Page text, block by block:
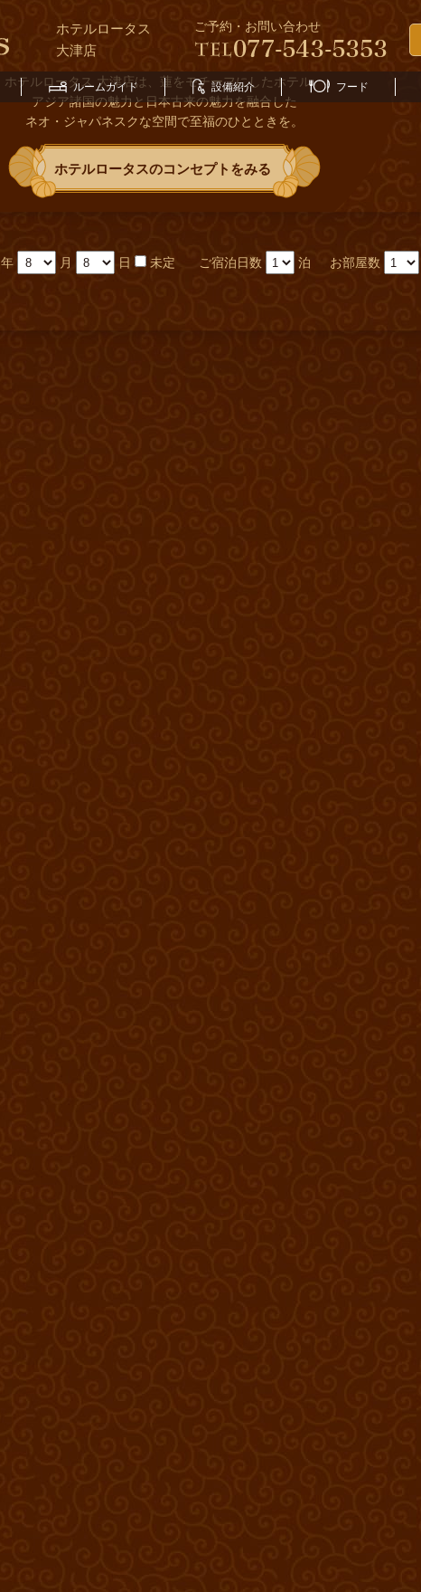
ホテルロータス
大津店
ご予約・お問い合わせ
ルームガイド 設備紹介 フード
ホテルロータス 大津店は、蓮をモチーフにしたホテル。
アジア諸国の魅力と日本古来の魅力を融合した
ネオ・ジャパネスクな空間で至福のひとときを。
ホテルロータスのコンセプトをみる
年 月 日 未定 ご宿泊日数 泊 お部屋数